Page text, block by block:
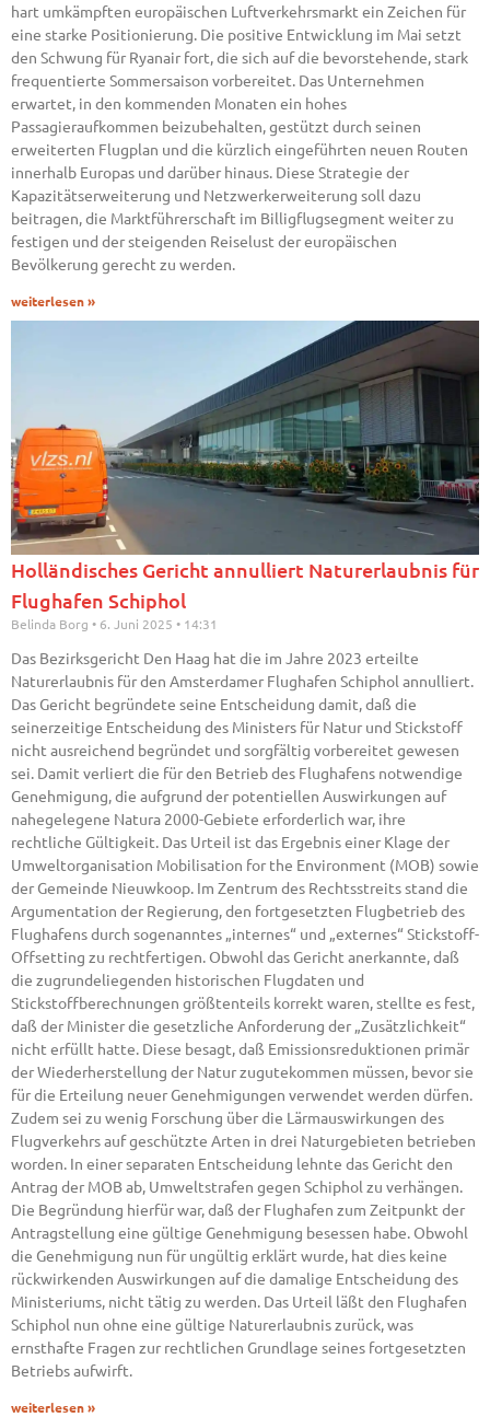
hart umkämpften europäischen Luftverkehrsmarkt ein Zeichen für
eine starke Positionierung. Die positive Entwicklung im Mai setzt
den Schwung für Ryanair fort, die sich auf die bevorstehende, stark
frequentierte Sommersaison vorbereitet. Das Unternehmen
erwartet, in den kommenden Monaten ein hohes
Passagieraufkommen beizubehalten, gestützt durch seinen
erweiterten Flugplan und die kürzlich eingeführten neuen Routen
innerhalb Europas und darüber hinaus. Diese Strategie der
Kapazitätserweiterung und Netzwerkerweiterung soll dazu
beitragen, die Marktführerschaft im Billigflugsegment weiter zu
festigen und der steigenden Reiselust der europäischen
Bevölkerung gerecht zu werden.
weiterlesen »
Holländisches Gericht annulliert Naturerlaubnis für
Flughafen Schiphol
Belinda Borg 6. Juni 2025 14:31
Das Bezirksgericht Den Haag hat die im Jahre 2023 erteilte
Naturerlaubnis für den Amsterdamer Flughafen Schiphol annulliert.
Das Gericht begründete seine Entscheidung damit, daß die
seinerzeitige Entscheidung des Ministers für Natur und Stickstoff
nicht ausreichend begründet und sorgfältig vorbereitet gewesen
sei. Damit verliert die für den Betrieb des Flughafens notwendige
Genehmigung, die aufgrund der potentiellen Auswirkungen auf
nahegelegene Natura 2000-Gebiete erforderlich war, ihre
rechtliche Gültigkeit. Das Urteil ist das Ergebnis einer Klage der
Umweltorganisation Mobilisation for the Environment (MOB) sowie
der Gemeinde Nieuwkoop. Im Zentrum des Rechtsstreits stand die
Argumentation der Regierung, den fortgesetzten Flugbetrieb des
Flughafens durch sogenanntes „internes“ und „externes“ Stickstoff-
Offsetting zu rechtfertigen. Obwohl das Gericht anerkannte, daß
die zugrundeliegenden historischen Flugdaten und
Stickstoffberechnungen größtenteils korrekt waren, stellte es fest,
daß der Minister die gesetzliche Anforderung der „Zusätzlichkeit“
nicht erfüllt hatte. Diese besagt, daß Emissionsreduktionen primär
der Wiederherstellung der Natur zugutekommen müssen, bevor sie
für die Erteilung neuer Genehmigungen verwendet werden dürfen.
Zudem sei zu wenig Forschung über die Lärmauswirkungen des
Flugverkehrs auf geschützte Arten in drei Naturgebieten betrieben
worden. In einer separaten Entscheidung lehnte das Gericht den
Antrag der MOB ab, Umweltstrafen gegen Schiphol zu verhängen.
Die Begründung hierfür war, daß der Flughafen zum Zeitpunkt der
Antragstellung eine gültige Genehmigung besessen habe. Obwohl
die Genehmigung nun für ungültig erklärt wurde, hat dies keine
rückwirkenden Auswirkungen auf die damalige Entscheidung des
Ministeriums, nicht tätig zu werden. Das Urteil läßt den Flughafen
Schiphol nun ohne eine gültige Naturerlaubnis zurück, was
ernsthafte Fragen zur rechtlichen Grundlage seines fortgesetzten
Betriebs aufwirft.
weiterlesen »